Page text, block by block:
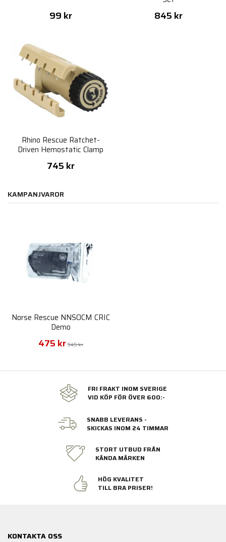
99 kr 845 kr
Rhino Rescue Ratchet-
Driven Hemostatic Clamp
745 kr
KAMPANJVAROR
Norse Rescue NNSOCM CRIC
Demo
475 kr 945 kr
FRI FRAKT INOM SVERIGE
VID KÖP FÖR ÖVER 600:-
SNABB LEVERANS -
SKICKAS INOM 24 TIMMAR
STORT UTBUD FRÅN
KÄNDA MÄRKEN
HÖG KVALITET
TILL BRA PRISER!
KONTAKTA OSS